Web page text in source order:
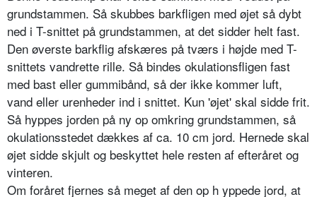
grundstammen. Så skubbes barkfligen med øjet så dybt
ned i T-snittet på grundstammen, at det sidder helt fast.
Den øverste barkflig afskæres på tværs i højde med T-
snittets vandrette rille. Så bindes okula­tionsfligen fast
med bast eller gummibånd, så der ikke kommer luft,
vand eller urenheder ind i snittet. Kun 'øjet' skal sidde frit.
Så hyppes jorden på ny op omkring grundstammen, så
okulationsstedet dækkes af ca. 10 cm jord. Hernede skal
øjet sidde skjult og beskyttet hele resten af efteråret og
vinteren.
Om foråret fjernes så meget af den op h yppede jord, at